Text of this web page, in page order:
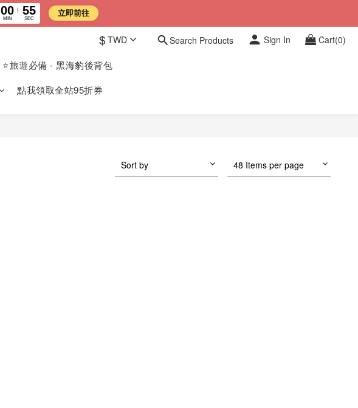
$TWD Search Products Sign In Cart(0)
⭐旅遊必備 - 黑海豹後背包
點我領取全站95折券
Sort by 48 Items per page
00
MIN
55
SEC
立即前往